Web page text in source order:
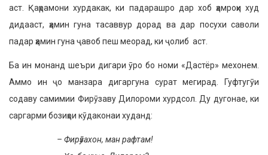
аст. Қаҳрамони хурдакак, ки падарашро дар хоб ҳамроҳи худ
дидааст, ҳамин гуна тасаввур дорад ва дар посухи саволи
падар ҳамин гуна ҷавоб пеш меорад, ки ҷолиб аст.
Ба ин монанд шеъри дигари ӯро бо номи «Дастёр» мехонем.
Аммо ин ҷо манзара дигаргуна сурат мегирад. Гуфтугӯи
содаву самимии Фирӯзаву Дилороми хурдсол. Ду дугонае, ки
саргарми бозиҳои кӯдаконаи худанд:
– Фирӯзахон, ман рафтам!